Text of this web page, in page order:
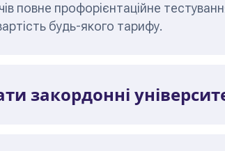
повне профорієнтаційне
будь-якого тарифу.
закордонні